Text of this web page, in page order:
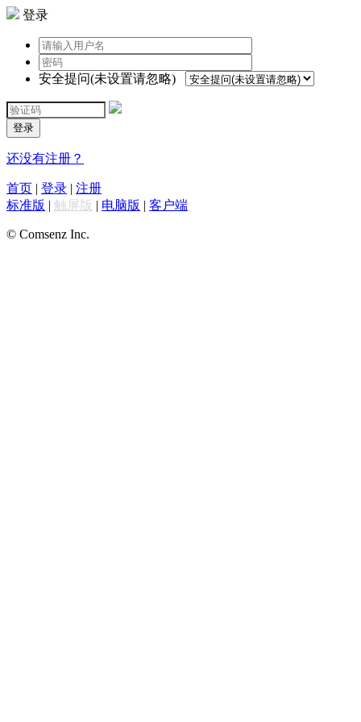
登录
安全提问(未设置请忽略)
登录
还没有注册？
首页 | 登录 | 注册
标准版 | 触屏版 | 电脑版 | 客户端
© Comsenz Inc.